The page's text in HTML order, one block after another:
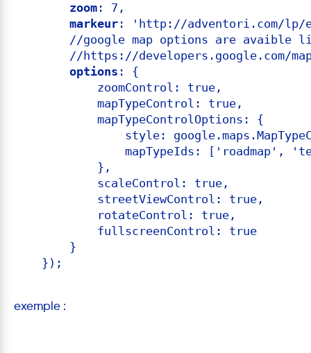
zoom : 7,
markeur : 'http://adventori.com/lp/
//google map options are avaible
//https://developers.google.com/
options : {
            zoomControl: true,
            mapTypeControl: true,
            mapTypeControlOptions: {
style:
mapTypeIds: ['roadmap',
            },
            scaleControl: true,
            streetViewControl: true,
            rotateControl: true,
            fullscreenControl: true
        }
    });
exemple :